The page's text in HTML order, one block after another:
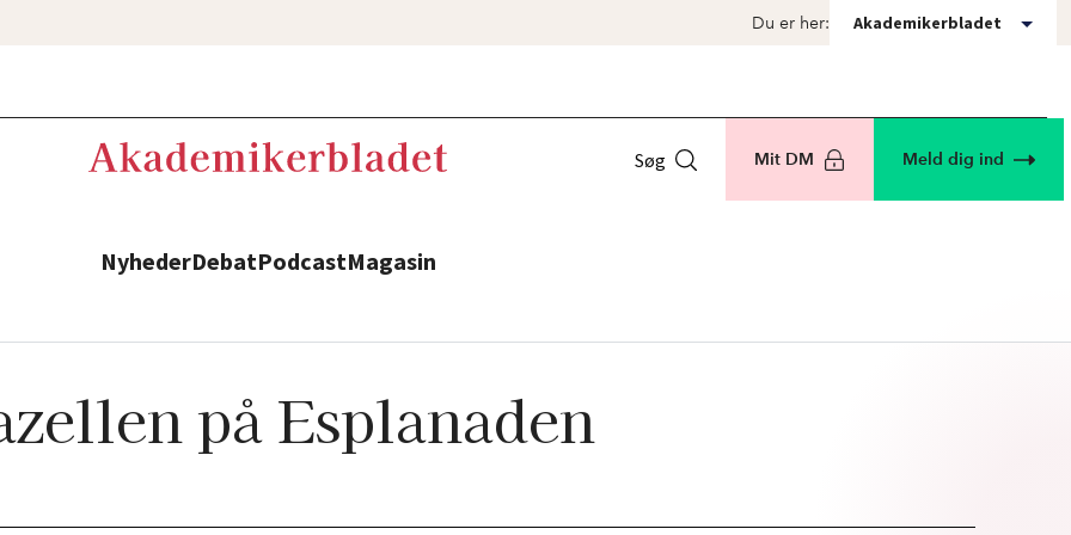
Du er her: Akademikerbladet
NyhederDebatPodcastMagasin
Søg Mit DM Meld dig ind
på Esplanaden